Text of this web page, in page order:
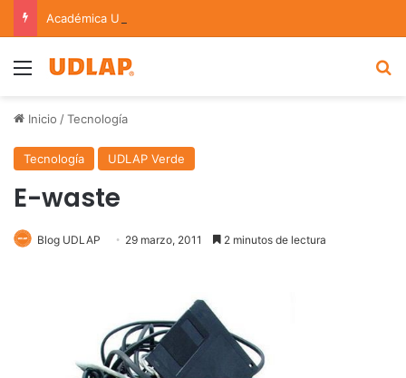
Menu
Inicio /Tecnología
Tecnología UDLAP Verde
E-waste
Blog UDLAP 29 marzo, 2011 2 minutos de lectura